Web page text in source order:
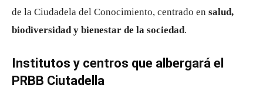
de la Ciudadela del Conocimiento, centrado en salud,
biodiversidad y bienestar de la sociedad.
Institutos y centros que albergará el
PRBB Ciutadella